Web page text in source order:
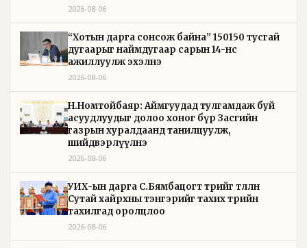
2026-08-06
“Хотын дарга сонсож байна” 150150 тусгай
дугаарыг наймдугаар сарын 14-нөөс
ажиллуулж эхэлнэ
2026-08-06
Н.Номтойбаяр: Аймгуудад тулгамдаж буй
асуудлуудыг долоо хоног бүр Засгийн
газрын хуралдаанд танилцуулж,
шийдвэрлүүлнэ
2026-08-06
УИХ-ын дарга С.Бямбацогт төрийг төлөөлөн
Сутай хайрхны тэнгэрийг тахих төрийн
тахилгад оролцлоо
2026-08-06